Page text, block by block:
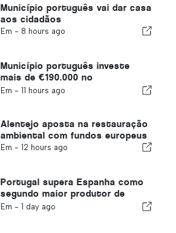
Município português vai dar casa
aos cidadãos
Em - 8 hours ago
Município português investe
mais de €190.000 no
abastecimento de água
Em - 11 hours ago
Alentejo aposta na restauração
ambiental com fundos europeus
Em - 12 hours ago
Portugal supera Espanha como
segundo maior produtor de
calçado da Europa
Em - 1 day ago